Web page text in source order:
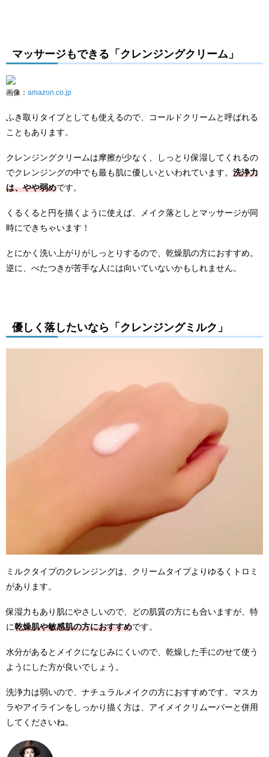
マッサージもできる「クレンジングクリーム」
画像： amazon.co.jp
ふき取りタイプとしても使えるので、コールドクリームと呼ばれる
こともあります。
クレンジングクリームは摩擦が少なく、しっとり保湿してくれるの
でクレンジングの中でも最も肌に優しいといわれています。 洗浄力
は、やや弱めです。
くるくると円を描くように使えば、メイク落としとマッサージが同
時にできちゃいます！
とにかく洗い上がりがしっとりするので、乾燥肌の方におすすめ。
逆に、べたつきが苦手な人には向いていないかもしれません。
優しく落したいなら「クレンジングミルク」
ミルクタイプのクレンジングは、クリームタイプよりゆるくトロミ
があります。
保湿力もあり肌にやさしいので、どの肌質の方にも合いますが、特
に乾燥肌や敏感肌の方におすすめです。
水分があるとメイクになじみにくいので、乾燥した手にのせて使う
ようにした方が良いでしょう。
洗浄力は弱いので、ナチュラルメイクの方におすすめです。マスカ
ラやアイラインをしっかり描く方は、アイメイクリムーバーと併用
してくださいね。